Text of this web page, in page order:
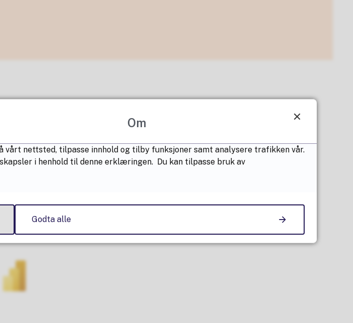
Om
nettsted, tilpasse innhold og tilby funksjoner samt analysere trafikken vår.
i henhold til denne erklæringen. Du kan tilpasse bruk av
Godta alle